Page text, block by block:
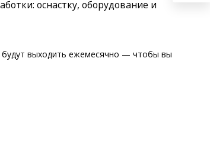
оснастку, оборудование и
будут выходить ежемесячно — чтобы вы